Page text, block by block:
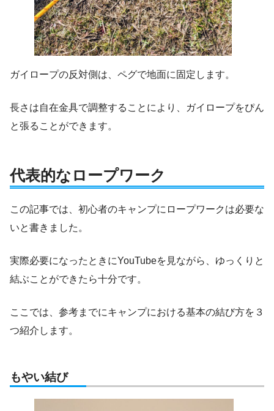
ガイロープの反対側は、ペグで地面に固定します。
長さは自在金具で調整することにより、ガイロープをぴん
と張ることができます。
代表的なロープワーク
この記事では、初心者のキャンプにロープワークは必要な
いと書きました。
実際必要になったときにYouTubeを見ながら、ゆっくりと
結ぶことができたら十分です。
ここでは、参考までにキャンプにおける基本の結び方を３
つ紹介します。
もやい結び